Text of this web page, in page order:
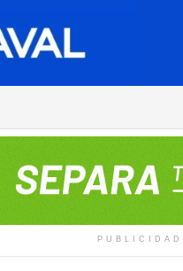
PUBLICIDAD